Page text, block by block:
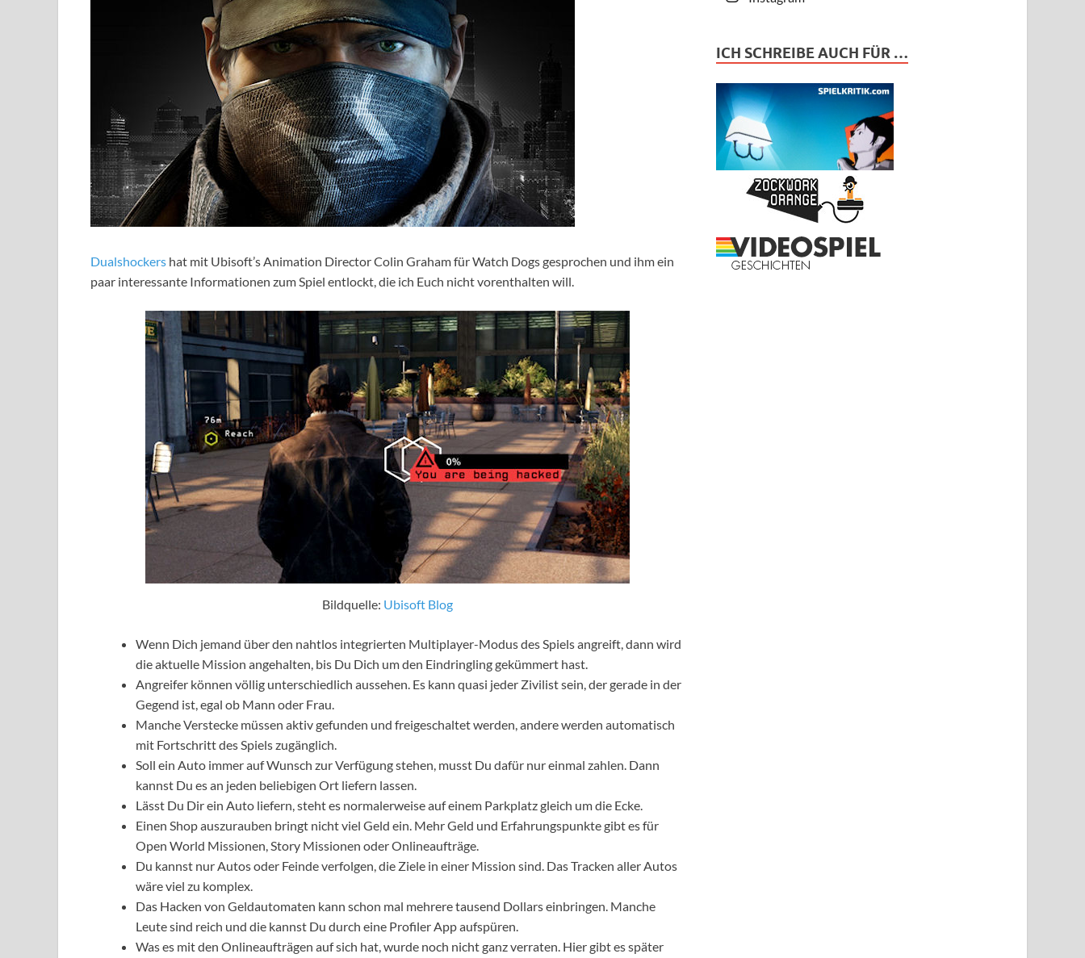
Dualshockers hat mit Ubisoft’s Animation Director Colin Graham für Watch Dogs gesprochen und ihm ein
paar interessante Informationen zum Spiel entlockt, die ich Euch nicht vorenthalten will.
Bildquelle: Ubisoft Blog
Wenn Dich jemand über den nahtlos integrierten Multiplayer-Modus des Spiels angreift, dann wird
die aktuelle Mission angehalten, bis Du Dich um den Eindringling gekümmert hast.
Angreifer können völlig unterschiedlich aussehen. Es kann quasi jeder Zivilist sein, der gerade in der
Gegend ist, egal ob Mann oder Frau.
Manche Verstecke müssen aktiv gefunden und freigeschaltet werden, andere werden automatisch
mit Fortschritt des Spiels zugänglich.
Soll ein Auto immer auf Wunsch zur Verfügung stehen, musst Du dafür nur einmal zahlen. Dann
kannst Du es an jeden beliebigen Ort liefern lassen.
Lässt Du Dir ein Auto liefern, steht es normalerweise auf einem Parkplatz gleich um die Ecke.
Einen Shop auszurauben bringt nicht viel Geld ein. Mehr Geld und Erfahrungspunkte gibt es für
Open World Missionen, Story Missionen oder Onlineaufträge.
Du kannst nur Autos oder Feinde verfolgen, die Ziele in einer Mission sind. Das Tracken aller Autos
wäre viel zu komplex.
Das Hacken von Geldautomaten kann schon mal mehrere tausend Dollars einbringen. Manche
Leute sind reich und die kannst Du durch eine Profiler App aufspüren.
Was es mit den Onlineaufträgen auf sich hat, wurde noch nicht ganz verraten. Hier gibt es später
ICH SCHREIBE AUCH FÜR …